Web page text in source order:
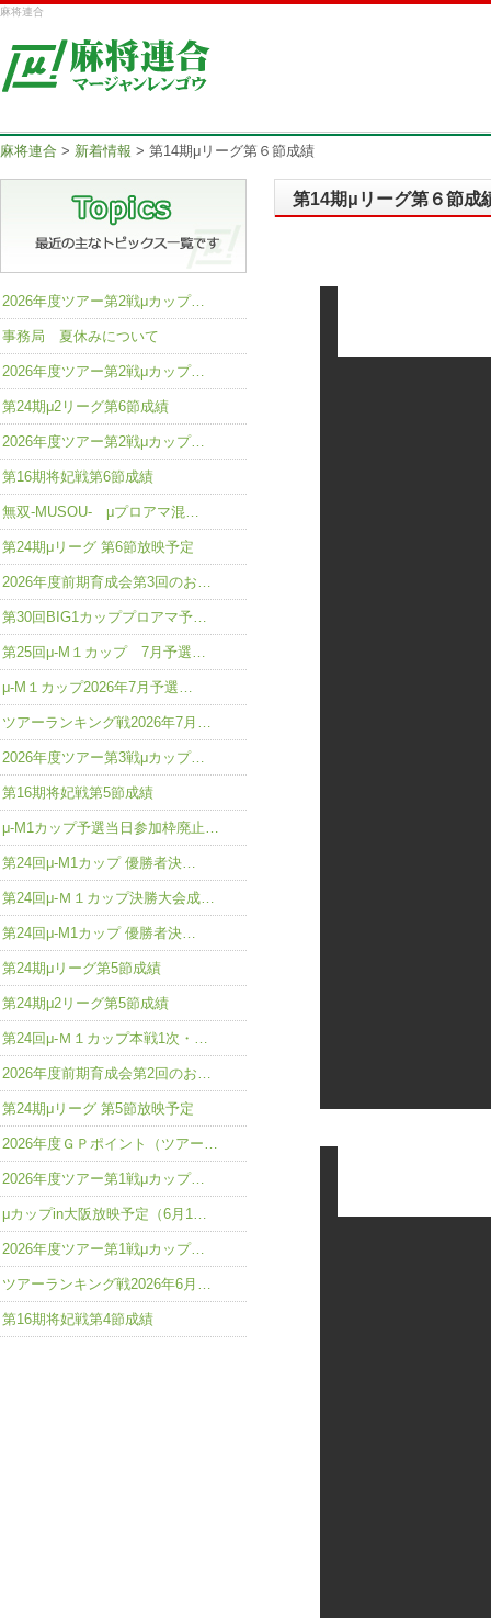
麻将連合
麻将連合 > 新着情報 > 第14期μリーグ第６節成績
第14期μリーグ第６節成
2026年度ツアー第2戦μカップ…
事務局 夏休みについて
2026年度ツアー第2戦μカップ…
第24期μ2リーグ第6節成績
2026年度ツアー第2戦μカップ…
第16期将妃戦第6節成績
無双-MUSOU- μプロアマ混…
第24期μリーグ 第6節放映予定
2026年度前期育成会第3回のお…
第30回BIG1カッププロアマ予…
第25回μ-M１カップ 7月予選…
μ-M１カップ2026年7月予選…
ツアーランキング戦2026年7月…
2026年度ツアー第3戦μカップ…
第16期将妃戦第5節成績
μ-M1カップ予選当日参加枠廃止…
第24回μ-M1カップ 優勝者決…
第24回μ-Ｍ１カップ決勝大会成…
第24回μ-M1カップ 優勝者決…
第24期μリーグ第5節成績
第24期μ2リーグ第5節成績
第24回μ-Ｍ１カップ本戦1次・…
2026年度前期育成会第2回のお…
第24期μリーグ 第5節放映予定
2026年度ＧＰポイント（ツアー…
2026年度ツアー第1戦μカップ…
μカップin大阪放映予定（6月1…
2026年度ツアー第1戦μカップ…
ツアーランキング戦2026年6月…
第16期将妃戦第4節成績